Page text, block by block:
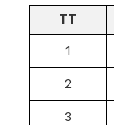
TT
1
2
3